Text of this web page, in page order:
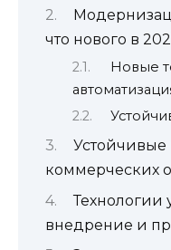
что нового в
Новые
Устойчивые
коммерческих
Технологии
внедрение и